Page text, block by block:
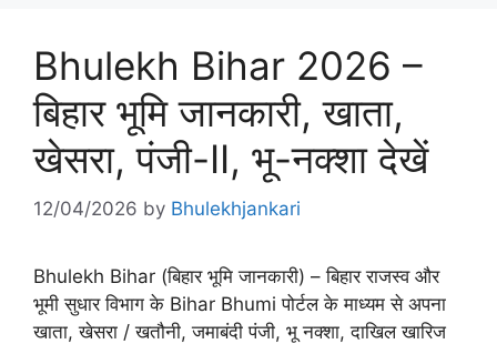
Bhulekh Bihar 2026 –
बिहार भूमि जानकारी, खाता,
खेसरा, पंजी-II, भू-नक्शा देखें
12/04/2026 by Bhulekhjankari
Bhulekh Bihar (बिहार भूमि जानकारी) – बिहार राजस्व और
भूमी सुधार विभाग के Bihar Bhumi पोर्टल के माध्यम से अपना
खाता, खेसरा / खतौनी, जमाबंदी पंजी, भू नक्शा, दाखिल खारिज